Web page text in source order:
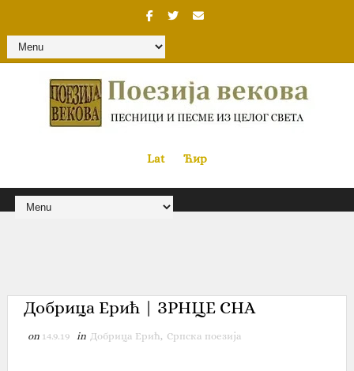
Lat« Ћир
Добрица Ерић | ЗРНЦЕ СНА
on 14.9.19 in Добрица Ерић, Српска поезија